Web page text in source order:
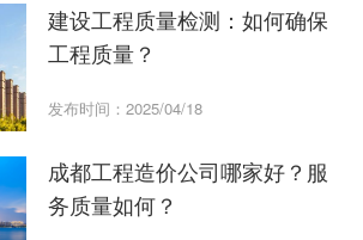
建设工程质量检测：如何确保
工程质量？
发布时间：2025/04/18
成都工程造价公司哪家好？服
务质量如何？